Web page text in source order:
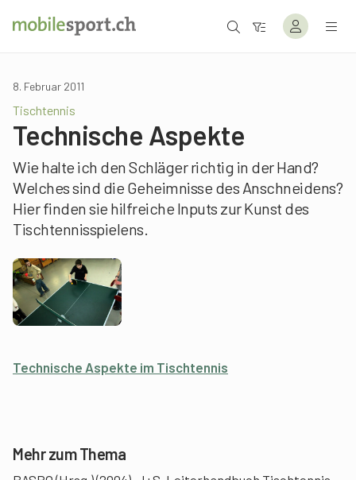
8. Februar 2011
Tischtennis
Technische Aspekte
Wie halte ich den Schläger richtig in der Hand?
Welches sind die Geheimnisse des Anschneidens?
Hier finden sie hilfreiche Inputs zur Kunst des
Tischtennisspielens.
Technische Aspekte im Tischtennis
Mehr zum Thema